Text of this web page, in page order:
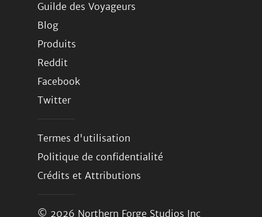
Guilde des Voyageurs
Blog
Produits
Reddit
Facebook
Twitter
Termes d'utilisation
Politique de confidentialité
Crédits et Attributions
© 2026 Northern Forge Studios Inc